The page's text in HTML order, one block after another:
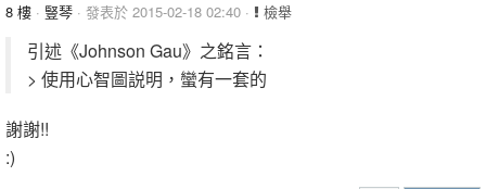
8 樓 · 豎琴 · 發表於 2015-02-18 02:40 · 檢舉
引述《Johnson Gau》之銘言：
> 使用心智圖説明，蠻有一套的
謝謝!!
:)